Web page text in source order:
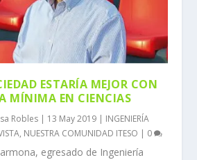
ESTARÍA MEJOR CON
MÍNIMA EN CIENCIAS
Robles | 13 May 2019 | INGENIERÍA
, NUESTRA COMUNIDAD ITESO | 0
egresado de Ingeniería